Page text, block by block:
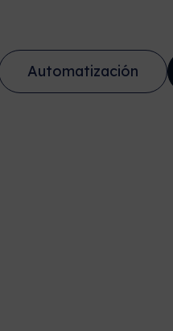
Automatización